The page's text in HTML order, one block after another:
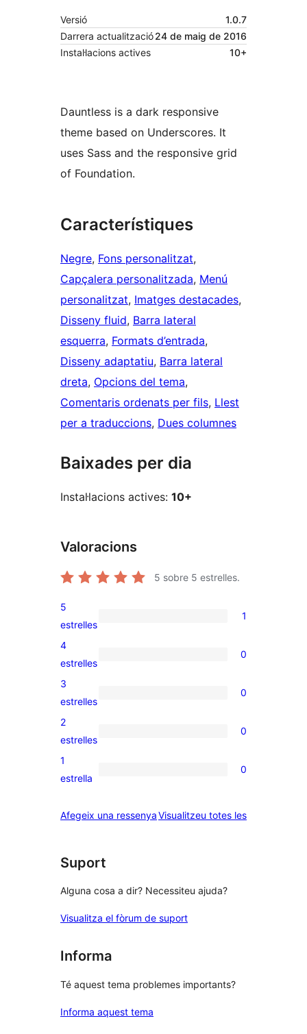
Versió
1.0.7
Darrera actualització24 de maig de 2016
Instal·lacions actives
10+
Dauntless is a dark responsive
theme based on Underscores. It
uses Sass and the responsive grid
of Foundation.
Característiques
Negre, Fons personalitzat
Capçalera personalitzada, Menú
personalitzat, Imatges destacades
Disseny fluid, Barra lateral
esquerra, Formats d’entrada
Disseny adaptatiu, Barra lateral
dreta, Opcions del tema
Comentaris ordenats per fils, Llest
per a traduccions, Dues columnes
Baixades per dia
Instal·lacions actives: 10+
Valoracions
5 sobre 5 estrelles.
1
valoració
de
5
estrelles
1
0
valoracions
de
4
estrelles
0
0
valoracions
de
3
estrelles
0
0
valoracions
de
estrelles
2
estrelles
0
0
de
1
estrella
0
Afegeix una ressenyaVisualitzeu totes lesressenyes
Suport
Alguna cosa a dir? Necessiteu ajuda?
Visualitza el fòrum de suport
Informa
Té aquest tema problemes importants?
Informa aquest tema